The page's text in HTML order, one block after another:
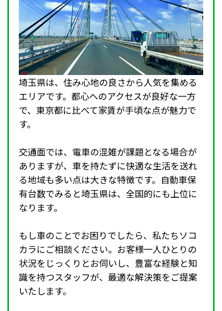
埼玉県は、住み心地の良さから人気を集める
エリアです。都心へのアクセスが良好な一方
で、東京都に比べて家賃が手頃な点が魅力で
す。
交通面では、電車の混雑が課題となる場合が
ありますが、車を持たずに快適な生活を送れ
る地域も多い点は大きな特徴です。自動車保
有台数でみると埼玉県は、全国的にも上位に
なります。
もし車のことでお困りでしたら、私たちソコ
カラにご相談ください。お客様一人ひとりの
状況をじっくりとお伺いし、豊富な経験と知
識を持つスタッフが、最適な解決策をご提案
いたします。